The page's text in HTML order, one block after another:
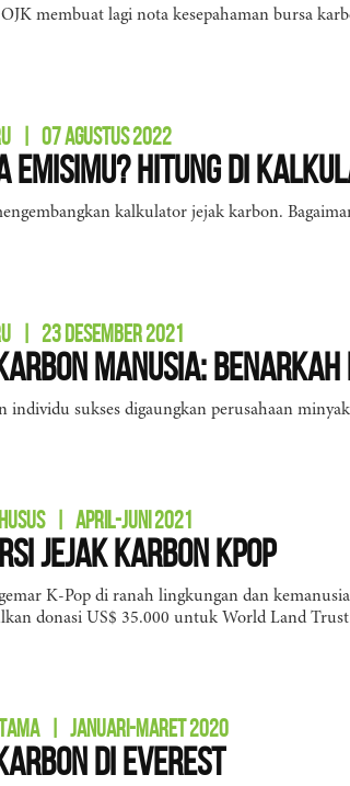
membuat lagi nota kesepahaman bursa
07 AGUSTUS 2022
Emisimu? Hitung di
kalkulator jejak karbon.
23 DESEMBER 2021
Manusia:
individu sukses digaungkan perusahaan
APRIL-JUNI 2021
Jejak Karbon KPop
K-Pop di ranah lingkungan dan
donasi US$ 35.000 untuk World Land
JANUARI-MARET 2020
di Everest